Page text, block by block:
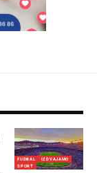
FUDBAL
IZDVAJAMO
SPORT